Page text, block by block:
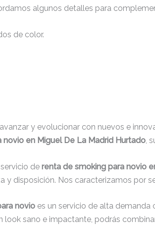
algunos detalles para
de color.
y evolucionar con nuevos e
novio en Miguel De La Madrid Hurtado,
de renta de smoking para novio
y disposición. Nos caracterizamos por
novio es un servicio de alta
look sano e impactante, podrás